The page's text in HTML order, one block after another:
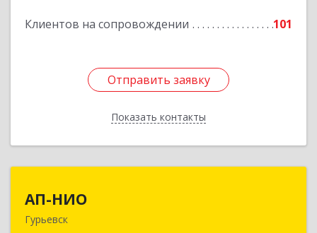
Клиентов на сопровождении 101
Отправить заявку
Показать контакты
Отправить заявку
Назад
АП-НИО
Гурьевск238300 Калининградская обл, Гурьевск г,